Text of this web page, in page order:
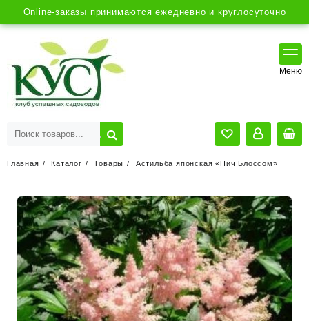
Online-заказы принимаются ежедневно и круглосуточно
Главная Каталог Товары Астильба японская «Пич Блоссом»